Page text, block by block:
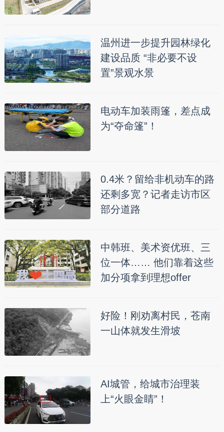
温州进一步提升园林绿化
建设品质 “非必要不设
置”景观水景
电动车加装雨篷，差点成
为“夺命篷”！
0.4米？留给非机动车的路
还剩多宽？记者走访市区
部分道路
中韩班、美术资优班、三
位一体…… 他们靠着这些
加分项拿到理想offer
好险！刚劝离村民，苍南
一山体就发生滑坡
AI城管，给城市治理装
上“火眼金睛”！